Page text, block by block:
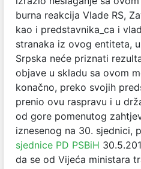
burna reakcija Vlade RS,
kao i predstavnika_ca i
stranaka iz ovog entiteta,
Srpska neće priznati
objave u skladu sa ovom
konačno, preko svojih
prenio ovu raspravu i u
od gore pomenutog
iznesenog na 30. sjednici,
sjednice PD PSBiH
da se od Vijeća ministara